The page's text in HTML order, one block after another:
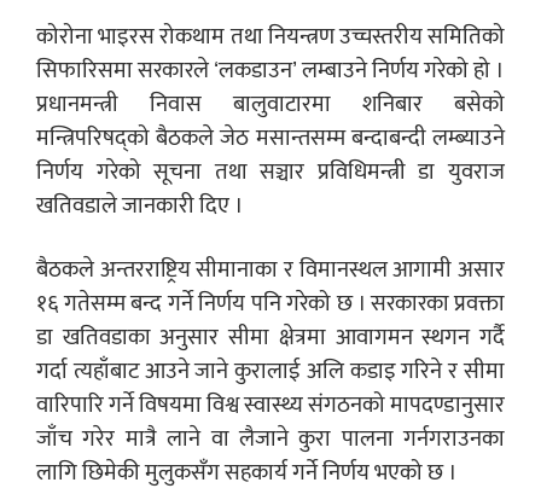
कोरोना भाइरस रोकथाम तथा नियन्त्रण उच्चस्तरीय समितिको
सिफारिसमा सरकारले ‘लकडाउन’ लम्बाउने निर्णय गरेको हो ।
प्रधानमन्त्री निवास बालुवाटारमा शनिबार बसेको
मन्त्रिपरिषद्को बैठकले जेठ मसान्तसम्म बन्दाबन्दी लम्ब्याउने
निर्णय गरेको सूचना तथा सञ्चार प्रविधिमन्त्री डा युवराज
खतिवडाले जानकारी दिए ।
बैठकले अन्तरराष्ट्रिय सीमानाका र विमानस्थल आगामी असार
१६ गतेसम्म बन्द गर्ने निर्णय पनि गरेको छ । सरकारका प्रवक्ता
डा खतिवडाका अनुसार सीमा क्षेत्रमा आवागमन स्थगन गर्दै
गर्दा त्यहाँबाट आउने जाने कुरालाई अलि कडाइ गरिने र सीमा
वारिपारि गर्ने विषयमा विश्व स्वास्थ्य संगठनको मापदण्डानुसार
जाँच गरेर मात्रै लाने वा लैजाने कुरा पालना गर्नगराउनका
लागि छिमेकी मुलुकसँग सहकार्य गर्ने निर्णय भएको छ ।